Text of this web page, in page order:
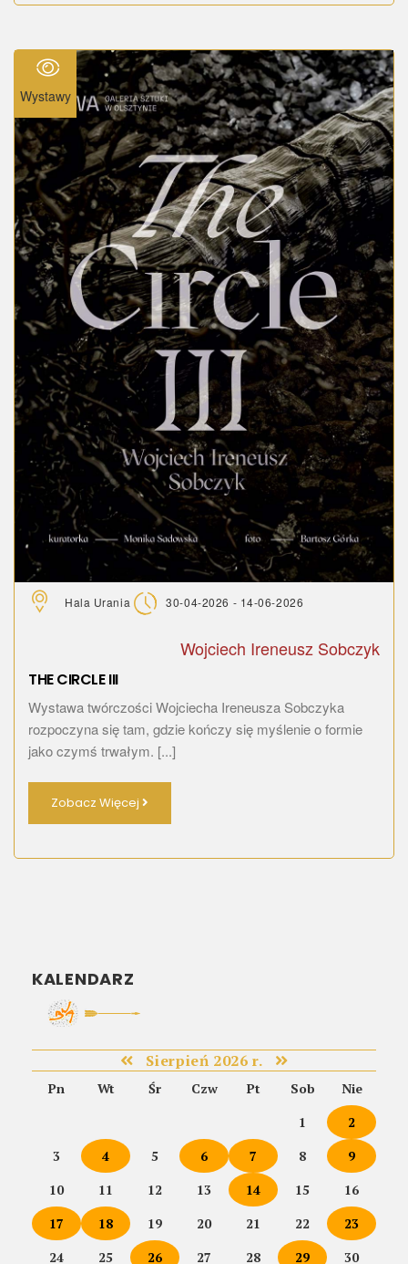
Wystawy
Hala Urania 30-04-2026 - 14-06-2026
Wojciech Ireneusz Sobczyk
THE CIRCLE III
Wystawa twórczości Wojciecha Ireneusza Sobczyka
rozpoczyna się tam, gdzie kończy się myślenie o formie
jako czymś trwałym. [...]
Zobacz Więcej
KALENDARZ
Sierpień 2026 r.
Pn Wt Śr Czw Pt Sob
Nie
1
2
3
4 5 6 7 8
9
10
11 12 13 14 15
16
17
18 19 20 21 22
23
24
25 26 27 28 29 30